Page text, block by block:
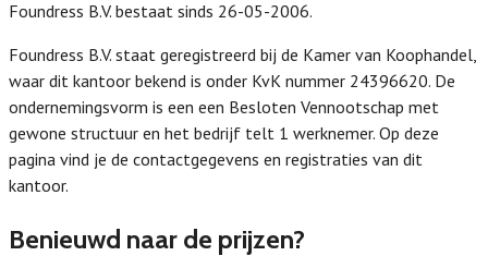
Foundress B.V. bestaat sinds 26-05-2006.
Foundress B.V. staat geregistreerd bij de Kamer van Koophandel,
waar dit kantoor bekend is onder KvK nummer 24396620. De
ondernemingsvorm is een een Besloten Vennootschap met
gewone structuur en het bedrijf telt 1 werknemer. Op deze
pagina vind je de contactgegevens en registraties van dit
kantoor.
Benieuwd naar de prijzen?